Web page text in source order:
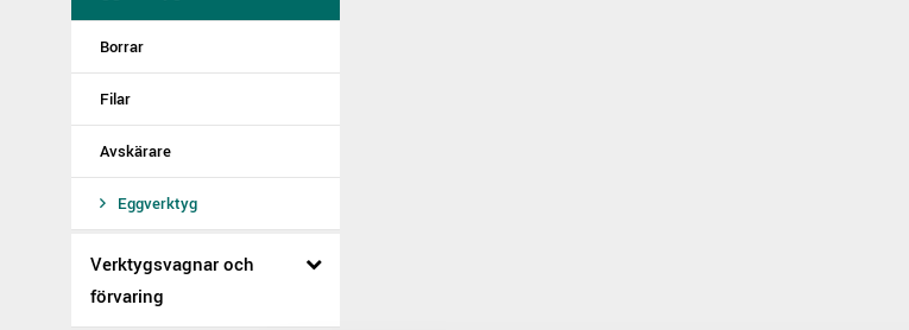
Borrar
Filar
Avskärare
Eggverktyg
Verktygsvagnar och
förvaring